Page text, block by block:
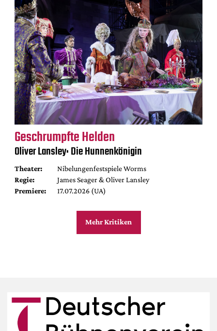
Geschrumpfte Helden
Oliver Lansley: Die Hunnenkönigin
Theater:
Nibelungenfestspiele Worms
Regie:
James Seager & Oliver Lansley
Premiere:
17.07.2026 (UA)
Mehr Kritiken